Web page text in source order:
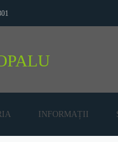
INFORMAȚII